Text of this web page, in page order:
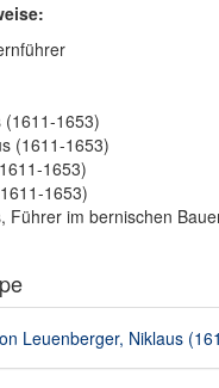
(1611-1653)
(1611-1653)
1653)
1653)
Führer im bernischen
Leuenberger, Niklaus